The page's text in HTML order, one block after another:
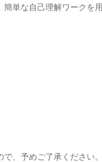
単な自己理解ワークを
、予めご了承ください。